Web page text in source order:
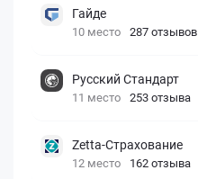
Гайде
10 место 287 отзывов
Русский Стандарт
11 место 253 отзыва
Zetta-Страхование
12 место 162 отзыва